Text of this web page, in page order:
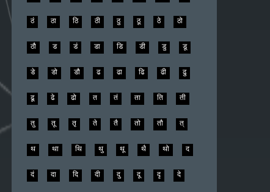
ठं ठा ठि ठी ठु ठू ठे ठो
ठौ ड डं डा डि डी डु डू
डे डो डौ ढ ढा ढि ढी ढु
ढू ढे ढो त तं ता ति ती
तु तू तृ ते तै तो तौ त्
थ था थि थु थू थै थो द
दं दा दि दी दु दू दृ दे